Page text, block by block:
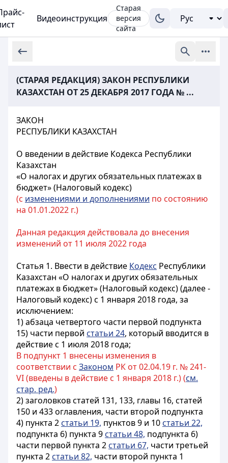
Видеоинструкция
Старая
версия
сайта
(СТАРАЯ РЕДАКЦИЯ) ЗАКОН РЕСПУБЛИКИ
КАЗАХСТАН ОТ 25 ДЕКАБРЯ 2017 ГОДА № ...
ЗАКОН
РЕСПУБЛИКИ КАЗАХСТАН
О введении в действие Кодекса Республики
Казахстан
«О налогах и других обязательных платежах в
бюджет» (Налоговый кодекс)
(с изменениями и дополнениями по состоянию
на 01.01.2022 г.)
Данная редакция действовала до внесения
изменений от 11 июля 2022 года
Статья 1. Ввести в действие Кодекс Республики
Казахстан «О налогах и других обязательных
платежах в бюджет» (Налоговый кодекс) (далее -
Налоговый кодекс) с 1 января 2018 года, за
исключением:
1) абзаца четвертого части первой подпункта
15) части первой статьи 24, который вводится в
действие с 1 июля 2018 года;
В подпункт 1 внесены изменения в
соответствии с Законом РК от 02.04.19 г. № 241-
VI (введены в действие с 1 января 2018 г.) (см.
стар. ред.)
2) заголовков статей 131, 133, главы 16, статей
150 и 433 оглавления, части второй подпункта
4) пункта 2 статьи 19, пунктов 9 и 10 статьи 22,
подпункта 6) пункта 9 статьи 48, подпункта 6)
части первой пункта 2 статьи 67, части третьей
пункта 2 статьи 82, части второй пункта 1